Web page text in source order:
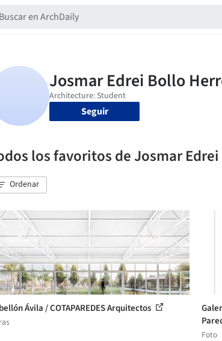
Seguir
los favoritos de Josmar
Ordenar
Ávila / COTAPAREDES Arquitectos
Foto